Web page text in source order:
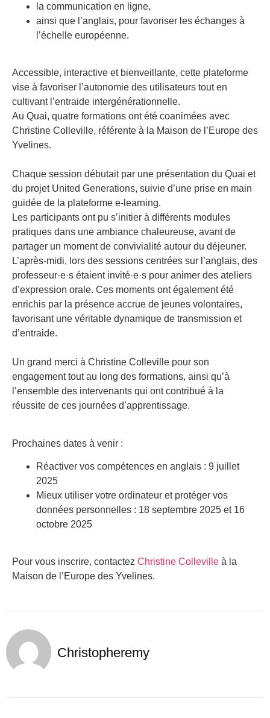
la communication en ligne,
ainsi que l’anglais, pour favoriser les échanges à
l’échelle européenne.
Accessible, interactive et bienveillante, cette plateforme
vise à favoriser l’autonomie des utilisateurs tout en
cultivant l’entraide intergénérationnelle.
Au Quai, quatre formations ont été coanimées avec
Christine Colleville, référente à la Maison de l’Europe des
Yvelines.
Chaque session débutait par une présentation du Quai et
du projet United Generations, suivie d’une prise en main
guidée de la plateforme e-learning.
Les participants ont pu s’initier à différents modules
pratiques dans une ambiance chaleureuse, avant de
partager un moment de convivialité autour du déjeuner.
L’après-midi, lors des sessions centrées sur l’anglais, des
professeur·e·s étaient invité·e·s pour animer des ateliers
d’expression orale. Ces moments ont également été
enrichis par la présence accrue de jeunes volontaires,
favorisant une véritable dynamique de transmission et
d’entraide.
Un grand merci à Christine Colleville pour son
engagement tout au long des formations, ainsi qu’à
l’ensemble des intervenants qui ont contribué à la
réussite de ces journées d’apprentissage.
Prochaines dates à venir :
Réactiver vos compétences en anglais : 9 juillet
2025
Mieux utiliser votre ordinateur et protéger vos
données personnelles : 18 septembre 2025 et 16
octobre 2025
Pour vous inscrire, contactez Christine Colleville à la
Maison de l’Europe des Yvelines.
Christopheremy